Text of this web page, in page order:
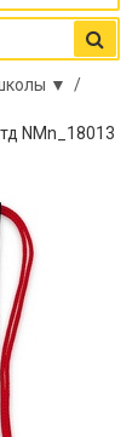
школы ▼ /
NMn_18013